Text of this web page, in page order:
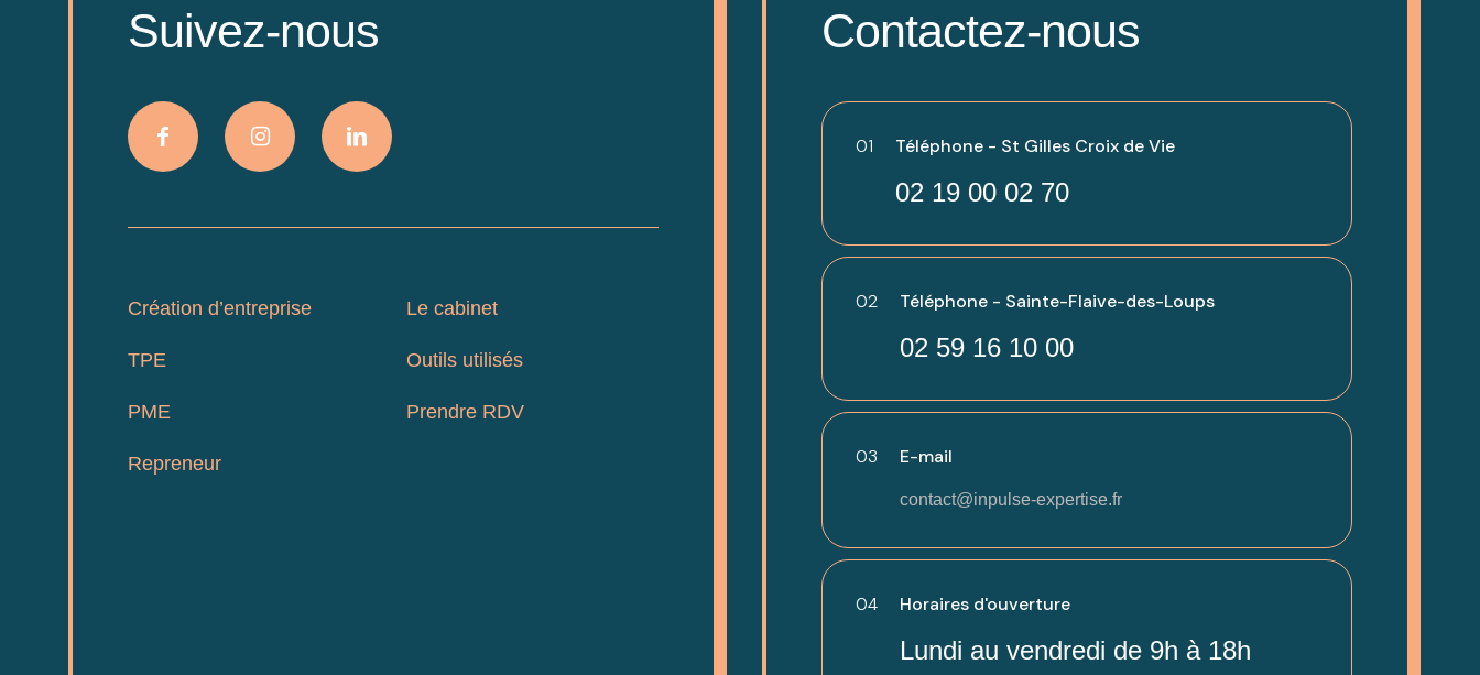
Suivez-nous
Création d’entreprise
TPE
PME
Repreneur
Le cabinet
Outils utilisés
Prendre RDV
Contactez-nous
01 Téléphone - St Gilles Croix de Vie
02 19 00 02 70
02 Téléphone - Sainte-Flaive-des-Loups
02 59 16 10 00
03 E-mail
contact@inpulse-expertise.fr
04 Horaires d'ouverture
Lundi au vendredi de 9h à 18h